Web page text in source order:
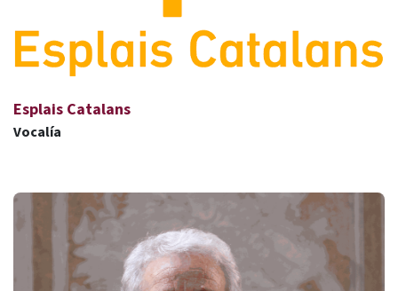
Esplais Catalans
Vocalía